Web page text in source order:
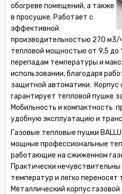
обогреве помещений, а также
в просушке. Работает с
эффективной
производительностью 270 м3/
тепловой мощностью от 9,5 до
перепадам температуры и
использовании, благодаря
защитной автоматики. Корпус
гарантирует тепловой пушке
Мобильность и компактность
удобную эксплуатацию и
Газовые тепловые пушки
мощные профессиональные
работающие на сжиженном
Практически
температур и легко переносят
Металлический корпус